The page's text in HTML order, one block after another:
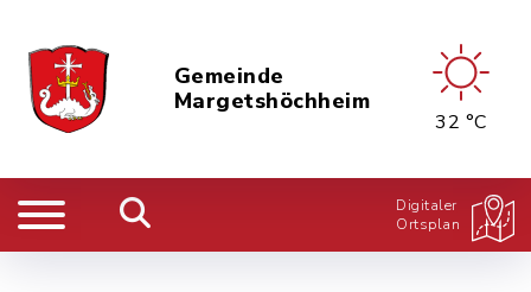
Gemeinde
Margetshöchheim
32 °C
Digitaler
Ortsplan